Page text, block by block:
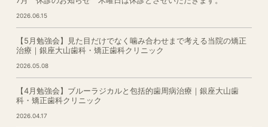
2026.06.15
【5月勉強会】見た目だけでなく噛み合わせまで考える当院の矯正
治療｜銀座大山歯科・矯正歯科クリニック
2026.05.08
【4月勉強会】ブルーラジカルと包括的歯周病治療｜銀座大山歯
科・矯正歯科クリニック
2026.04.17